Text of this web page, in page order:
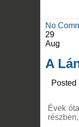
No
29
Aug
A
Posted
Évek